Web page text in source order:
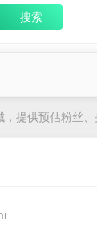
搜索
提供预估粉丝